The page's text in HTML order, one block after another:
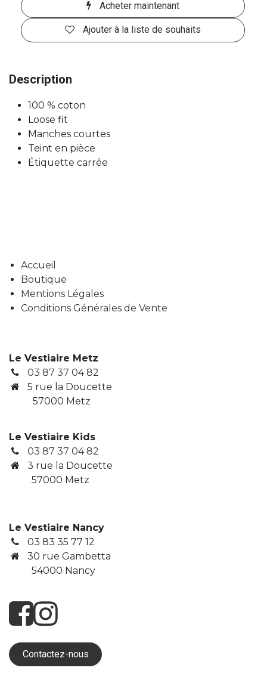
Acheter maintenant
Ajouter à la liste de souhaits
Description
100 % coton
Loose fit
Manches courtes
Teint en pièce
Étiquette carrée
Accueil
Boutique
Mentions Légales
Conditions Générales de Vente
Le Vestiaire Metz
03 87 37 04 82
5 rue la Doucette
57000 Metz
Le Vestiaire Kids
03 87 37 04 82
3 rue la Doucette
​ 57000 Metz
Le Vestiaire Nancy
03 83 35 77 12
30 rue Gambetta
​ 54000 Nancy
Contactez-nous